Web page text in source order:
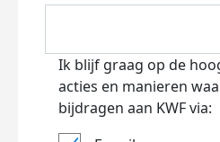
Ik blijf graag op de
acties en manieren
bijdragen aan KWF via: